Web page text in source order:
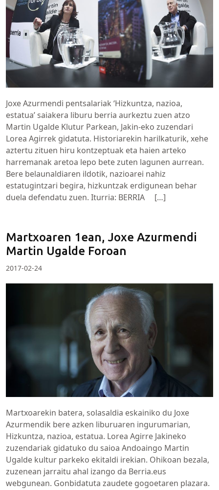
Joxe Azurmendi pentsalariak ‘Hizkuntza, nazioa,
estatua’ saiakera liburu berria aurkeztu zuen atzo
Martin Ugalde Klutur Parkean, Jakin-eko zuzendari
Lorea Agirrek gidatuta. Historiarekin harilkaturik, xehe
aztertu zituen hiru kontzeptuak eta haien arteko
harremanak aretoa lepo bete zuten lagunen aurrean.
Bere belaunaldiaren ildotik, nazioarei nahiz
estatugintzari begira, hizkuntzak erdigunean behar
duela defendatu zuen. Iturria: BERRIA […]
Martxoaren 1ean, Joxe Azurmendi
Martin Ugalde Foroan
2017-02-24
Martxoarekin batera, solasaldia eskainiko du Joxe
Azurmendik bere azken liburuaren ingurumarian,
Hizkuntza, nazioa, estatua. Lorea Agirre Jakineko
zuzendariak gidatuko du saioa Andoaingo Martin
Ugalde kultur parkeko ekitaldi irekian. Ohikoan bezala,
zuzenean jarraitu ahal izango da Berria.eus
webgunean. Gonbidatuta zaudete gogoetaren plazara.